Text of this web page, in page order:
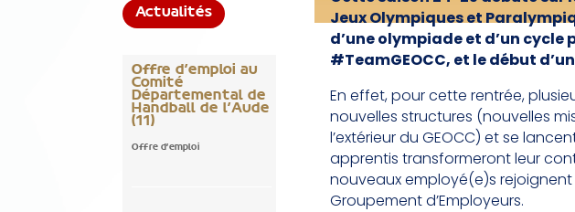
Actualités
Offre d’emploi au
Comité
Départemental de
Handball de l’Aude
(11)
Offre d'emploi
Jeux Olympiques et
d’une olympiade et d’un cycle
#TeamGEOCC, et le début
En effet, pour cette rentrée,
nouvelles structures (nouvelles
l’extérieur du GEOCC) et se
apprentis transformeront leur
nouveaux employé(e)s
Groupement d’Employeurs.